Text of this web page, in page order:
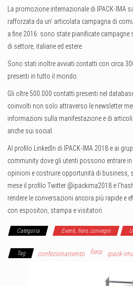
La promozione internazionale di IPACK-IMA
rafforzata da un’ articolata campagna di
a fine 2016: sono state pianificate
di settore, italiane ed estere.
Sono stati inoltre avviati contatti con circa
presenti in tutto il mondo.
Gli oltre 500.000 contatti presenti nel
coinvolti non solo attraverso le newsletter
informazioni sulla manifestazione e di
anche sui social.
Al profilo LinkedIn di IPACK-IMA 2018 e ai
community dove gli utenti possono entrare
opinioni e costruire opportunità di business,
mese il profilo Twitter @ipackima2018 e
rendere le conversazioni ancora più rapide e
con espositori, stampa e visitatori.
Categoria Eventi, fiere, convegni
Tag confezionamento fiera ipack-